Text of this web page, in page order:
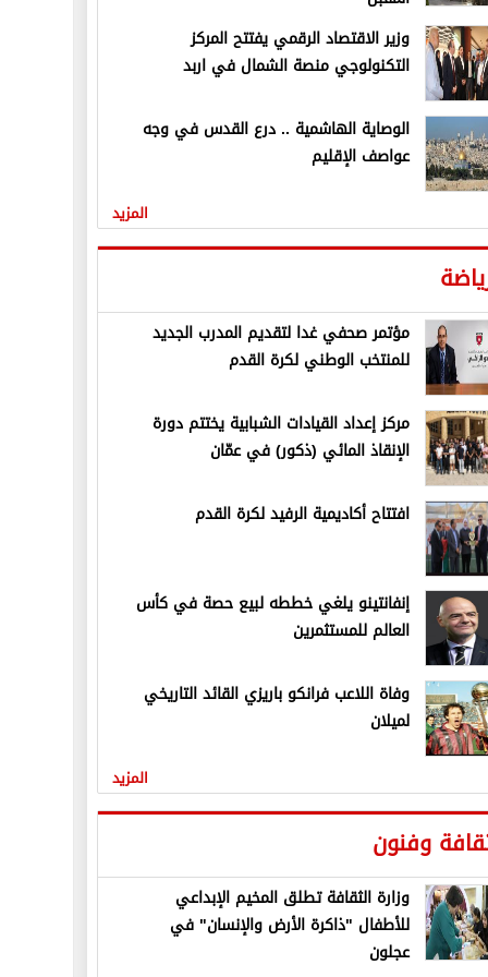
وزير الاقتصاد الرقمي يفتتح المركز
التكنولوجي منصة الشمال في اربد
الوصاية الهاشمية .. درع القدس في وجه
عواصف الإقليم
المزيد
مؤتمر صحفي غدا لتقديم المدرب الجديد
للمنتخب الوطني لكرة القدم
مركز إعداد القيادات الشبابية يختتم دورة
الإنقاذ المائي (ذكور) في عمّان
افتتاح أكاديمية الرفيد لكرة القدم
إنفانتينو يلغي خططه لبيع حصة في كأس
العالم للمستثمرين
وفاة اللاعب فرانكو باريزي القائد التاريخي
لميلان
المزيد
وفنون
وزارة الثقافة تطلق المخيم الإبداعي
للأطفال "ذاكرة الأرض والإنسان" في
عجلون